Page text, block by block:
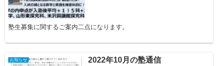
塾生募集に関するご案内二点になります。
お知らせ 2022年10月の塾通信